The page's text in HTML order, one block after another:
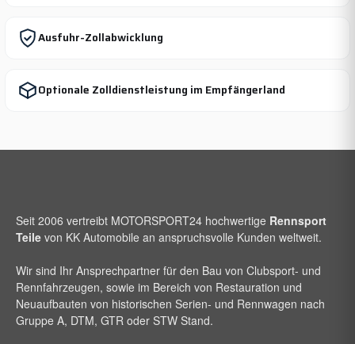
Ausfuhr-Zollabwicklung
Optionale Zolldienstleistung im Empfängerland
Seit 2006 vertreibt MOTORSPORT24 hochwertige Rennsport
Teile von KK Automobile an anspruchsvolle Kunden weltweit.
Wir sind Ihr Ansprechpartner für den Bau von Clubsport- und
Rennfahrzeugen, sowie im Bereich von Restauration und
Neuaufbauten von historischen Serien- und Rennwagen nach
Gruppe A, DTM, GTR oder STW Stand.